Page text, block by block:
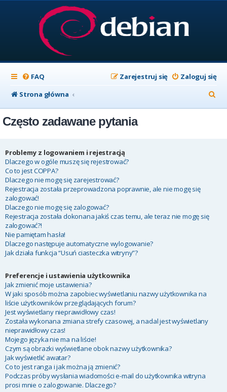
FAQ Zaloguj się
Zarejestruj się
Strona główna
z
Często zadawane pytania
Problemy z logowaniem i rejestracją
Dlaczego w ogóle muszę się rejestrować?
Co to jest COPPA?
Dlaczego nie mogę się zarejestrować?
Rejestracja została przeprowadzona poprawnie, ale nie mogę się
zalogować!
Dlaczego nie mogę się zalogować?
Rejestracja została dokonana jakiś czas temu, ale teraz nie mogę się
zalogować?!
Nie pamiętam hasła!
Dlaczego następuje automatyczne wylogowanie?
Jak działa funkcja “Usuń ciasteczka witryny”?
Preferencje i ustawienia użytkownika
Jak zmienić moje ustawienia?
W jaki sposób można zapobiec wyświetlaniu nazwy użytkownika na
liście użytkowników przeglądających forum?
Jest wyświetlany nieprawidłowy czas!
Została wykonana zmiana strefy czasowej, a nadal jest wyświetlany
nieprawidłowy czas!
Mojego języka nie ma na liście!
Czym są obrazki wyświetlane obok nazwy użytkownika?
Jak wyświetlić awatar?
Co to jest ranga i jak można ją zmienić?
Podczas próby wysłania wiadomości e-mail do użytkownika witryna
prosi mnie o zalogowanie. Dlaczego?